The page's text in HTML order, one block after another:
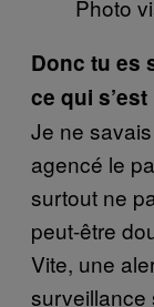
Photo
Donc tu es
ce qui
Je ne
agencé le
surtout ne
peut-être
Vite, une
surveillance